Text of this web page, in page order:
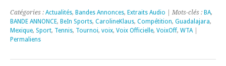
Catégories : Actualités, Bandes Annonces, Extraits Audio | Mots-clés : BA,
BANDE ANNONCE, BeIn Sports, CarolineKlaus, Compétition, Guadalajara,
Mexique, Sport, Tennis, Tournoi, voix, Voix Officielle, VoixOff, WTA
Permaliens